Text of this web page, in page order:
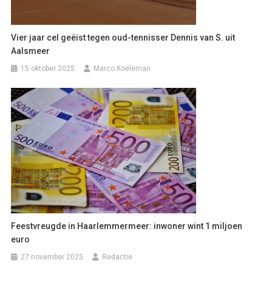
Vier jaar cel geëist tegen oud-tennisser Dennis van S. uit
Aalsmeer
15 oktober 2025 Marco Koeleman
Feestvreugde in Haarlemmermeer: inwoner wint 1 miljoen
euro
27 november 2025 Redactie